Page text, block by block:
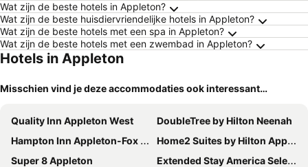
Wat zijn de beste hotels in Appleton?
Wat zijn de beste huisdiervriendelijke hotels in Appleton?
Wat zijn de beste hotels met een spa in Appleton?
Wat zijn de beste hotels met een zwembad in Appleton?
Hotels in Appleton
Misschien vind je deze accommodaties ook interessant…
Quality Inn Appleton West
DoubleTree by Hilton Neenah
Hampton Inn Appleton-Fox River Mall Area
Home2 Suites by Hilton Appleton
Super 8 Appleton
Extended Stay America Select Suites - Appleton - Fox Cities